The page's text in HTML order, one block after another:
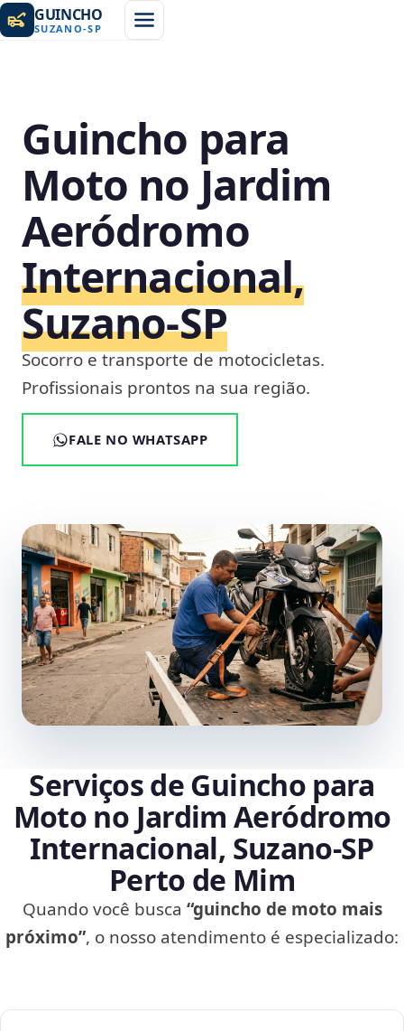
GUINCHO
SUZANO-SP
Guincho para
Moto no Jardim
Aeródromo
Internacional,
Suzano‑SP
Socorro e transporte de motocicletas.
Profissionais prontos na sua região.
FALE NO WHATSAPP
Serviços de Guincho para
Moto no Jardim Aeródromo
Internacional, Suzano‑SP
Perto de Mim
Quando você busca “guincho de moto mais
próximo”, o nosso atendimento é especializado: